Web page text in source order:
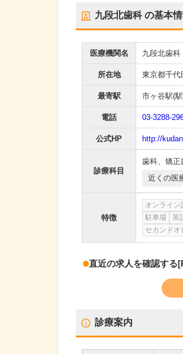
九段北歯科の基本
医療機関名 九段北歯科
所在地 東京都千代
最寄駅 市ヶ谷駅(
電話 03-3288-
公式HP http://
診療科目
歯科、 矯正
近くの医
特徴
オンライン
駐車場
英
セカンドオ
直近の求人を確認する
診療案内